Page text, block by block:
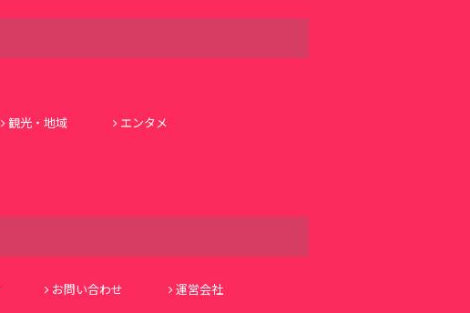
観光・地域
エンタメ
お問い合わせ 運営会社